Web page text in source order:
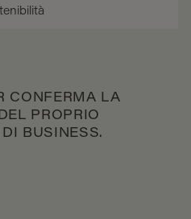
CONFERMA LA
PROPRIO
BUSINESS.